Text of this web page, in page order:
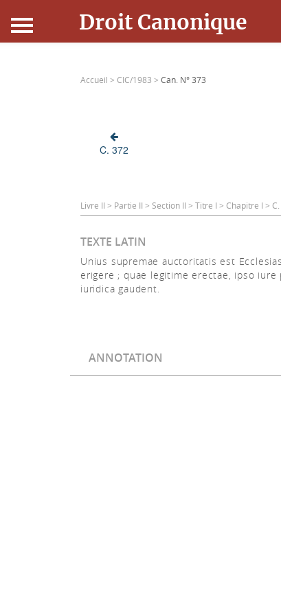
Droit Canonique
Connexion
Accueil > CIC/1983 > Can. N° 373
C. 372
Livre II > Partie II > Section II > Titre I > Chapitre I >
TEXTE LATIN
Unius supremae auctoritatis est
erigere ; quae legitime erectae, ipso iure
iuridica gaudent.
ANNOTATION